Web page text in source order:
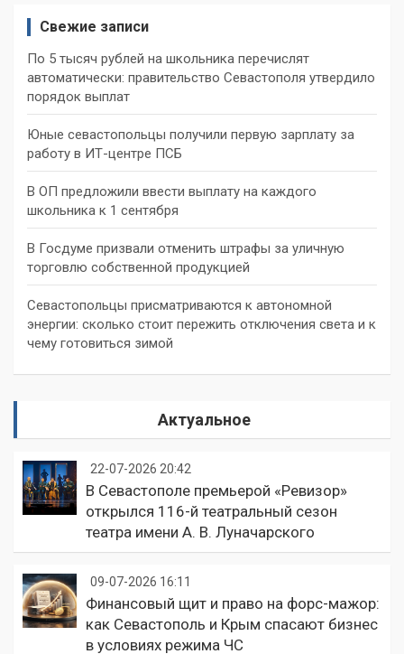
Свежие записи
По 5 тысяч рублей на школьника перечислят
автоматически: правительство Севастополя утвердило
порядок выплат
Юные севастопольцы получили первую зарплату за
работу в ИТ-центре ПСБ
В ОП предложили ввести выплату на каждого
школьника к 1 сентября
В Госдуме призвали отменить штрафы за уличную
торговлю собственной продукцией
Севастопольцы присматриваются к автономной
энергии: сколько стоит пережить отключения света и к
чему готовиться зимой
Актуальное
22-07-2026 20:42
В Севастополе премьерой «Ревизор»
открылся 116-й театральный сезон
театра имени А. В. Луначарского
09-07-2026 16:11
Финансовый щит и право на форс-мажор:
как Севастополь и Крым спасают бизнес
в условиях режима ЧС